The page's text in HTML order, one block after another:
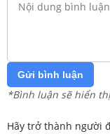
Gửi bình luận
*Bình luận sẽ hiển
Hãy trở thành người